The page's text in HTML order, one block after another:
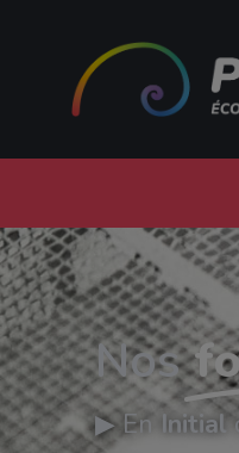
Nos
▶︎ En Initial